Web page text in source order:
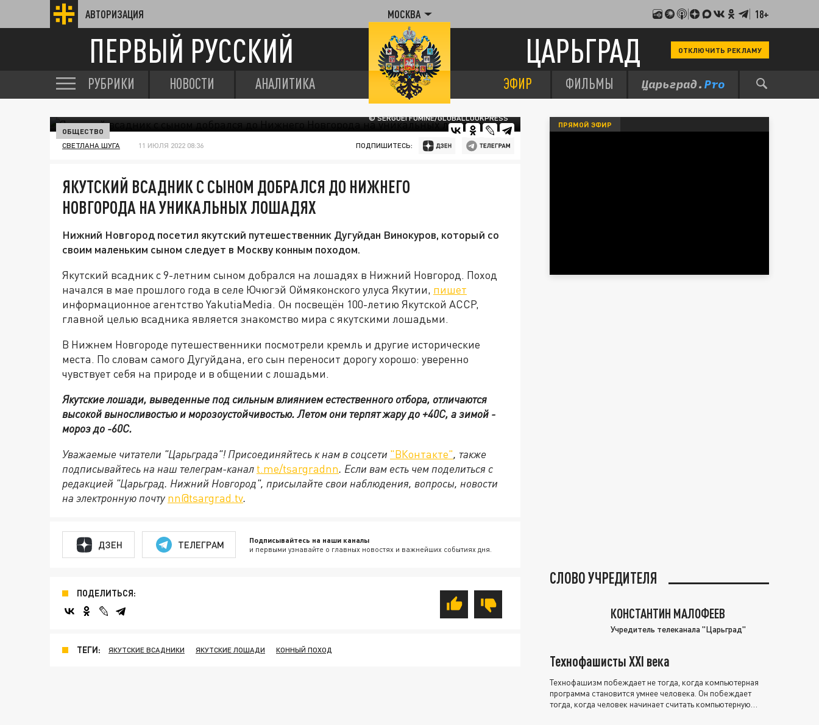
АВТОРИЗАЦИЯ МОСКВА 18+
ПЕРВЫЙ РУССКИЙ ЦАРЬГРАД ОТКЛЮЧИТЬ РЕКЛАМУ
РУБРИКИ НОВОСТИ АНАЛИТИКА ЭФИР ФИЛЬМЫ
© SERGUEI FOMINE/GLOBALLOOKPRESS
ОБЩЕСТВО
СВЕТЛАНА ШУГА 11 ИЮЛЯ 2022 08:36 ПОДПИШИТЕСЬ:
ЯКУТСКИЙ ВСАДНИК С СЫНОМ ДОБРАЛСЯ ДО НИЖНЕГО
НОВГОРОДА НА УНИКАЛЬНЫХ ЛОШАДЯХ
Нижний Новгород посетил якутский путешественник Дугуйдан Винокуров, который со
своим маленьким сыном следует в Москву конным походом.
Якутский всадник с 9-летним сыном добрался на лошадях в Нижний Новгород. Поход
начался в мае прошлого года в селе Ючюгэй Оймяконского улуса Якутии, пишет
информационное агентство YakutiaMedia. Он посвещён 100-летию Якутской АССР,
главной целью всадника является знакомство мира с якутскими лошадьми.
В Нижнем Новгороде путешественники посмотрели кремль и другие исторические
места. По словам самого Дугуйдана, его сын переносит дорогу хорошо: уверенно
чувствует себя на природе и в общении с лошадьми.
Якутские лошади, выведенные под сильным влиянием естественного отбора, отличаются
высокой выносливостью и морозоустойчивостью. Летом они терпят жару до +40С, а зимой -
мороз до -60С.
Уважаемые читатели "Царьграда"!Присоединяйтесь к нам в соцсети "ВКонтакте", также
подписывайтесь на наш телеграм-канал t.me/tsargradnn. Если вам есть чем поделиться с
редакцией "Царьград. Нижний Новгород", присылайте свои наблюдения, вопросы, новости
на электронную почту nn@tsargrad.tv.
ДЗЕН ТЕЛЕГРАМ Подписывайтесь на наши каналы
и первыми узнавайте о главных новостях и важнейших событиях дня.
ПОДЕЛИТЬСЯ:
ТЕГИ: ЯКУТСКИЕ ВСАДНИКИ ЯКУТСКИЕ ЛОШАДИ КОННЫЙ ПОХОД
ПРЯМОЙ ЭФИР
СЛОВО УЧРЕДИТЕЛЯ
КОНСТАНТИН МАЛОФЕЕВ
Учредитель телеканала "Царьград"
Технофашисты XXI века
Технофашизм побеждает не тогда, когда компьютерная
программа становится умнее человека. Он побеждает
тогда, когда человек начинает считать компьютерную